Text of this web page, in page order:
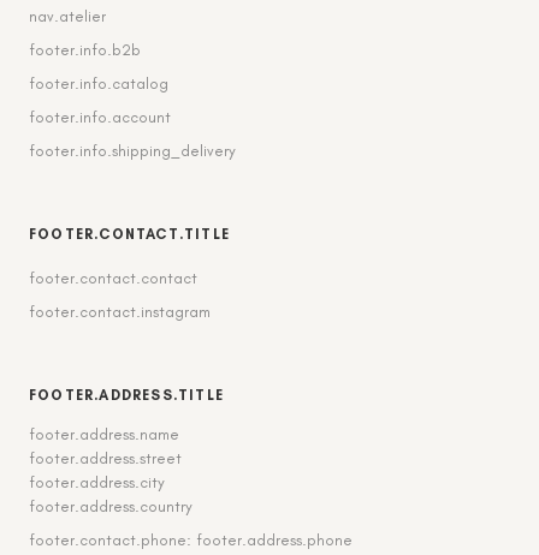
nav.atelier
footer.info.b2b
footer.info.catalog
footer.info.account
footer.info.shipping_delivery
FOOTER.CONTACT.TITLE
footer.contact.contact
footer.contact.instagram
FOOTER.ADDRESS.TITLE
footer.address.name
footer.address.street
footer.address.city
footer.address.country
footer.contact.phone: footer.address.phone